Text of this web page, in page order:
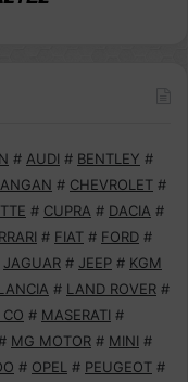
# AUDI # BENTLEY #
# CHEVROLET #
# CUPRA # DACIA #
# FIAT # FORD #
JAGUAR # JEEP # KGM
# LAND ROVER #
# MASERATI #
MG MOTOR # MINI #
# OPEL # PEUGEOT #